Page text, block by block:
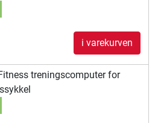
i varekurven
treningscomputer for